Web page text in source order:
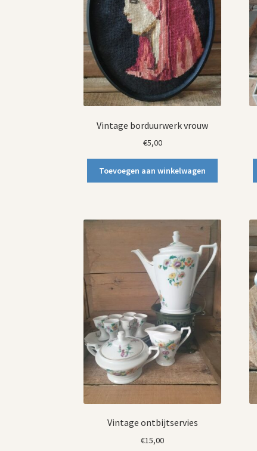
Vintage borduurwerk vrouw
€5,00
Toevoegen aan winkelwagen
Vintage ontbijtservies
€15,00